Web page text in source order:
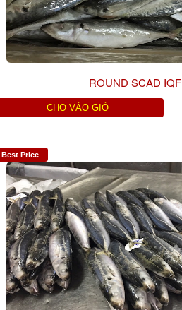
ROUND SCAD IQF
CHO VÀO GIỎ
Best Price